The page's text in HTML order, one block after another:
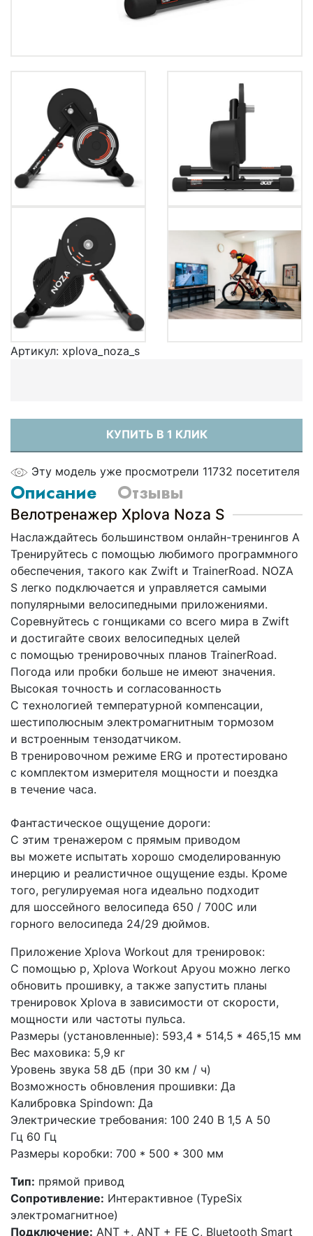
Артикул: xplova_noza_s
КУПИТЬ В 1 КЛИК
Эту модель уже просмотрели 11732 посетителя
Описание Отзывы
Велотренажер Xplova Noza S
Наслаждайтесь большинством онлайн-тренингов A
Тренируйтесь с помощью любимого программного
обеспечения, такого как Zwift и TrainerRoad. NOZA
S легко подключается и управляется самыми
популярными велосипедными приложениями.
Соревнуйтесь с гонщиками со всего мира в Zwift
и достигайте своих велосипедных целей
с помощью тренировочных планов TrainerRoad.
Погода или пробки больше не имеют значения.
Высокая точность и согласованность
С технологией температурной компенсации,
шестиполюсным электромагнитным тормозом
и встроенным тензодатчиком.
В тренировочном режиме ERG и протестировано
с комплектом измерителя мощности и поездка
в течение часа.
Фантастическое ощущение дороги:
С этим тренажером с прямым приводом
вы можете испытать хорошо смоделированную
инерцию и реалистичное ощущение езды. Кроме
того, регулируемая нога идеально подходит
для шоссейного велосипеда 650 / 700C или
горного велосипеда 24/29 дюймов.
Приложение Xplova Workout для тренировок:
С помощью p, Xplova Workout Apyou можно легко
обновить прошивку, а также запустить планы
тренировок Xplova в зависимости от скорости,
мощности или частоты пульса.
Размеры (установленные): 593,4 * 514,5 * 465,15 мм
Вес маховика: 5,9 кг
Уровень звука 58 дБ (при 30 км / ч)
Возможность обновления прошивки: Да
Калибровка Spindown: Да
Электрические требования: 100 240 В 1,5 А 50
Гц 60 Гц
Размеры коробки: 700 * 500 * 300 мм
Тип: прямой привод
Сопротивление: Интерактивное (TypeSix
электромагнитное)
Подключение: ANT +, ANT + FE C, Bluetooth Smart